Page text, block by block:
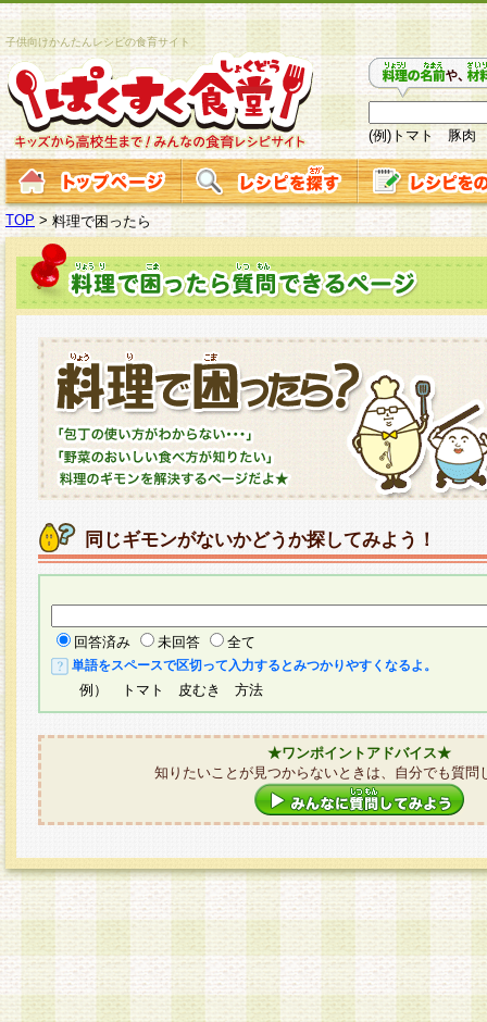
子供向けかんたんレシピの食育サイト
(例)トマト 豚肉
TOP >料理で困ったら
同じギモンがないかどうか探してみよう！
回答済み 未回答 全て
単語をスペースで区切って入力するとみつかりやすくなるよ。
例） トマト 皮むき 方法
★ワンポイントアドバイス★
知りたいことが見つからないときは、自分でも質問